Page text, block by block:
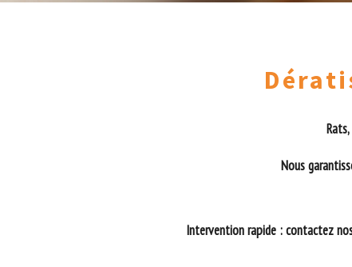
Nous
Intervention rapide : contactez